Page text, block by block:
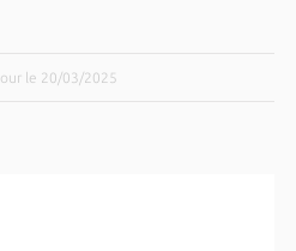
le 20/03/2025